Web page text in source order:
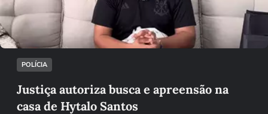
Tentar novamente
POLÍCIA
Justiça autoriza busca e apreensão na
casa de Hytalo Santos